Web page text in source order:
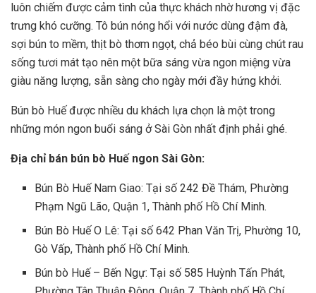
luôn chiếm được cảm tình của thực khách nhờ hương vị đặc
trưng khó cưỡng. Tô bún nóng hổi với nước dùng đậm đà,
sợi bún to mềm, thịt bò thơm ngọt, chả béo bùi cùng chút rau
sống tươi mát tạo nên một bữa sáng vừa ngon miệng vừa
giàu năng lượng, sẵn sàng cho ngày mới đầy hứng khởi.
Bún bò Huế được nhiều du khách lựa chọn là một trong
những món ngon buổi sáng ở Sài Gòn nhất định phải ghé.
Địa chỉ bán bún bò Huế ngon Sài Gòn:
Bún Bò Huế Nam Giao: Tại số 242 Đề Thám, Phường
Phạm Ngũ Lão, Quận 1, Thành phố Hồ Chí Minh.
Bún Bò Huế O Lê: Tại số 642 Phan Văn Trị, Phường 10,
Gò Vấp, Thành phố Hồ Chí Minh.
Bún bò Huế – Bến Ngự: Tại số 585 Huỳnh Tấn Phát,